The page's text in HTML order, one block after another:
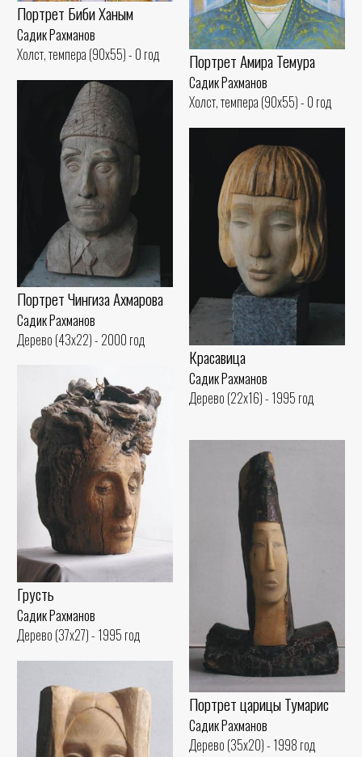
Портрет Биби Ханым
Садик Рахманов
Холст, темпера (90x55) - 0 год
Портрет Амира Темура
Садик Рахманов
Холст, темпера (90x55) - 0 год
Портрет Чингиза Ахмарова
Садик Рахманов
Дерево (43x22) - 2000 год
Красавица
Садик Рахманов
Дерево (22x16) - 1995 год
Грусть
Садик Рахманов
Дерево (37x27) - 1995 год
Портрет царицы Тумарис
Садик Рахманов
Дерево (35x20) - 1998 год